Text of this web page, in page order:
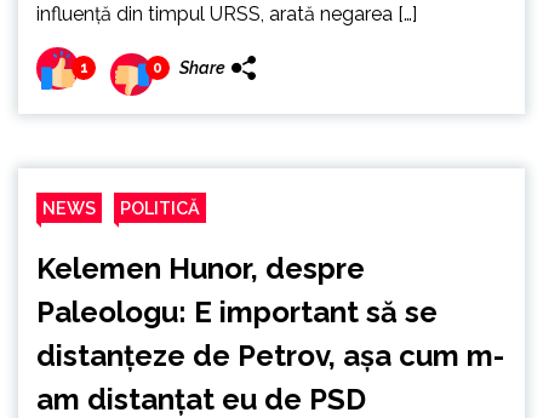
influență din timpul URSS, arată negarea […]
1 0 Share
NEWS POLITICĂ
Kelemen Hunor, despre
Paleologu: E important să se
distanțeze de Petrov, așa cum m-
am distanțat eu de PSD